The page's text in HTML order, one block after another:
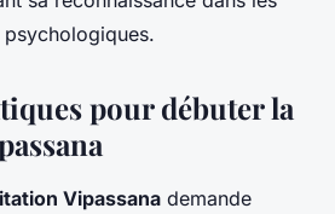
pour débuter la
Vipassana demande